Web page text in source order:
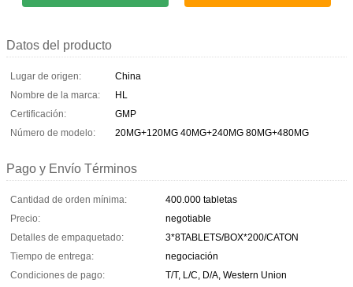
Datos del producto
Lugar de origen:
China
Nombre de la marca:
HL
Certificación:
GMP
Número de modelo:
20MG+120MG 40MG+240MG 80MG+480MG
Pago y Envío Términos
Cantidad de orden mínima:
400.000 tabletas
Precio:
negotiable
Detalles de empaquetado:
3*8TABLETS/BOX*200/CATON
Tiempo de entrega:
negociación
Condiciones de pago:
T/T, L/C, D/A, Western Union